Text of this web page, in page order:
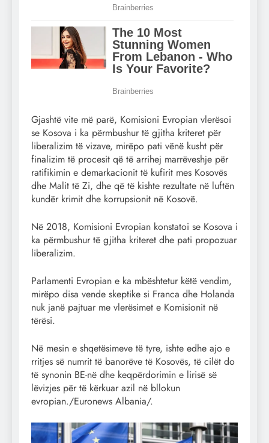
Gjashtë vite më parë, Komisioni Evropian vlerësoi
se Kosova i ka përmbushur të gjitha kriteret për
liberalizim të vizave, mirëpo pati vënë kusht për
finalizim të procesit që të arrihej marrëveshje për
ratifikimin e demarkacionit të kufirit mes Kosovës
dhe Malit të Zi, dhe që të kishte rezultate në luftën
kundër krimit dhe korrupsionit në Kosovë.
Në 2018, Komisioni Evropian konstatoi se Kosova i
ka përmbushur të gjitha kriteret dhe pati propozuar
liberalizim.
Parlamenti Evropian e ka mbështetur këtë vendim,
mirëpo disa vende skeptike si Franca dhe Holanda
nuk janë pajtuar me vlerësimet e Komisionit në
tërësi.
Në mesin e shqetësimeve të tyre, ishte edhe ajo e
rritjes së numrit të banorëve të Kosovës, të cilët do
të synonin BE-në dhe keqpërdorimin e lirisë së
lëvizjes për të kërkuar azil në bllokun
evropian./Euronews Albania/.